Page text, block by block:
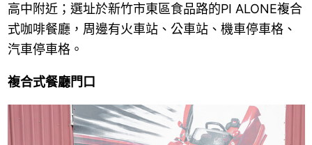
高中附近；選址於新竹市東區食品路的PI ALONE複合
式咖啡餐廳，周邊有火車站、公車站、機車停車格、
汽車停車格。
複合式餐廳門口